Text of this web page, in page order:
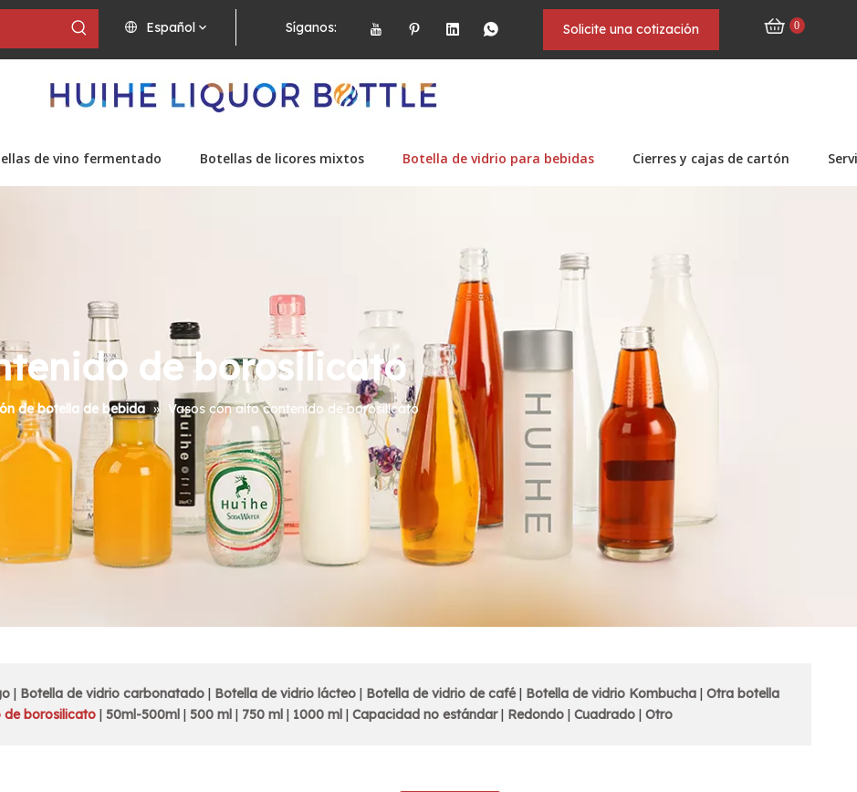
Español Síganos: Solicite una cotización 0
de vino fermentado Botellas de licores mixtos Botella de vidrio para bebidas Cierres y cajas de cartón
de borosilicato
de botella de bebida » Vasos con alto contenido de borosilicato
| Botella de vidrio carbonatado | Botella de vidrio lácteo | Botella de vidrio de café | Botella de vidrio Kombucha | Otra botella
de borosilicato | 50ml-500ml | 500 ml | 750 ml | 1000 ml | Capacidad no estándar | Redondo | Cuadrado | Otro